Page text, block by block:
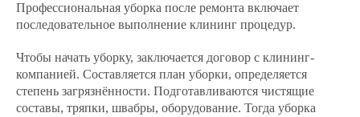
Профессиональная уборка после ремонта включает
последовательное выполнение клининг процедур.
Чтобы начать уборку, заключается договор с клининг-
компанией. Составляется план уборки, определяется
степень загрязнённости. Подготавливаются чистящие
составы, тряпки, швабры, оборудование. Тогда уборка